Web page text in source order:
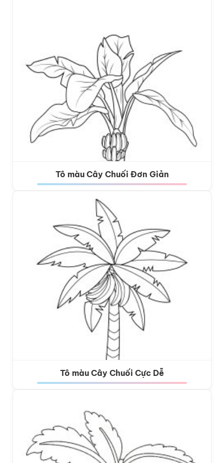
Tô màu Cây Chuối Đơn Giản
Tô màu Cây Chuối Cực Dễ